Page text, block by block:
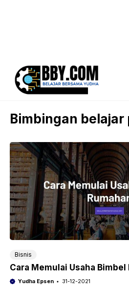
Bimbingan
Bisnis
Cara Memulai Usaha Bimbel
Yudha Epsen 31-12-2021